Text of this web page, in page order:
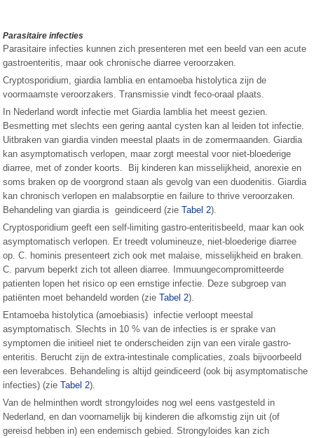
Parasitaire infecties
Parasitaire infecties kunnen zich presenteren met een beeld van een acute
gastroenteritis, maar ook chronische diarree veroorzaken.
Cryptosporidium, giardia lamblia en entamoeba histolytica zijn de
voormaamste veroorzakers. Transmissie vindt feco-oraal plaats.
In Nederland wordt infectie met Giardia lamblia het meest gezien.
Besmetting met slechts een gering aantal cysten kan al leiden tot infectie.
Uitbraken van giardia vinden meestal plaats in de zomermaanden. Giardia
kan asymptomatisch verlopen, maar zorgt meestal voor niet-bloederige
diarree, met of zonder koorts. Bij kinderen kan misselijkheid, anorexie en
soms braken op de voorgrond staan als gevolg van een duodenitis. Giardia
kan chronisch verlopen en malabsorptie en failure to thrive veroorzaken.
Behandeling van giardia is geindiceerd (zieTabel 2).
Cryptosporidium geeft een self-limiting gastro-enteritisbeeld, maar kan ook
asymptomatisch verlopen. Er treedt volumineuze, niet-bloederige diarree
op. C. hominis presenteert zich ook met malaise, misselijkheid en braken.
C. parvum beperkt zich tot alleen diarree. Immuungecompromitteerde
patienten lopen het risico op een ernstige infectie. Deze subgroep van
patiënten moet behandeld worden (zieTabel 2).
Entamoeba histolytica (amoebiasis) infectie verloopt meestal
asymptomatisch. Slechts in 10 % van de infecties is er sprake van
symptomen die initieel niet te onderscheiden zijn van een virale gastro-
enteritis. Berucht zijn de extra-intestinale complicaties, zoals bijvoorbeeld
een leverabces. Behandeling is altijd geindiceerd (ook bij asymptomatische
infecties) (zieTabel 2).
Van de helminthen wordt strongyloides nog wel eens vastgesteld in
Nederland, en dan voornamelijk bij kinderen die afkomstig zijn uit (of
gereisd hebben in) een endemisch gebied. Strongyloides kan zich